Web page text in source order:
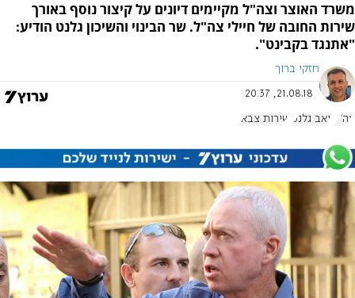
משרד האוצר וצה"ל מקיימים דיונים על קיצור נוסף באורך
שירות החובה של חיילי צה"ל. שר הבינוי והשיכון גלנט הודיע:
"אתנגד בקבינט".
חזקי ברוך
21.08.18, 20:37
צה"ל יואב גלנט שירות צבאי